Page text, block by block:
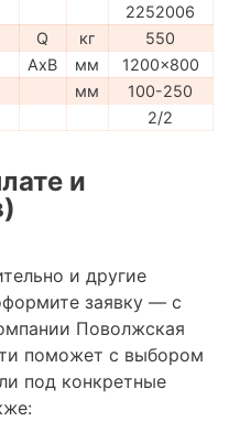
2252006
Q кг
550
AxB мм
1200x800
мм
100-250
2/2
и
и другие
заявку — с
Поволжская
поможет с выбором
под конкретные